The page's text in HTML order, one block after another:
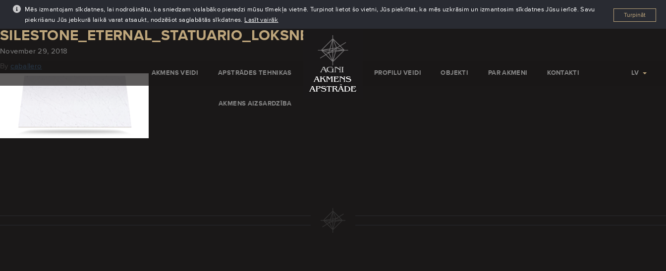
Mēs izmantojam sīkdatnes, lai nodrošinātu, ka sniedzam vislabāko pieredzi mūsu tīmekļa vietnē. Turpinot lietot šo vietni, Jūs piekrītat, ka mēs uzkrāsim un izmantosim sīkdatnes Jūsu ierīcē. Savu
piekrišanu Jūs jebkurā laikā varat atsaukt, nodzēšot saglabātās sīkdatnes. Lasīt vairāk
Turpināt
AKMENS VEIDI APSTRĀDES TEHNIKAS
AKMENS AIZSARDZĪBA
PROFILU VEIDI OBJEKTI PAR AKMENI KONTAKTI LV
SILESTONE_ETERNAL_STATUARIO_LOKSNE
November 29, 2018
By caballero